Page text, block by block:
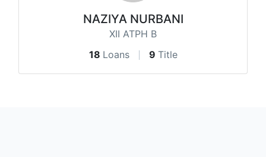
NAZIYA NURBANI
XII ATPH B
18 Loans 9 Title